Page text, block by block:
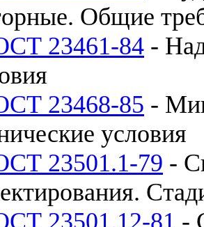
Общие
23461-84 -
23468-85 -
условия
23501.1-79 -
23501.12-81 -